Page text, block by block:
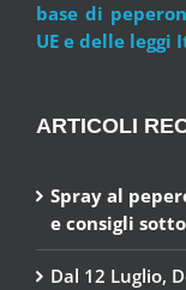
base di
UE e delle leggi
ARTICOLI
Spray al
e consigli
Dal 12 Luglio,